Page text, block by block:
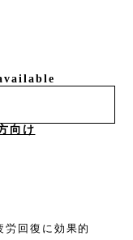
向け
回復に効果的